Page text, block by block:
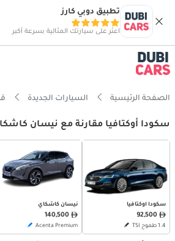
تطبيق دوبي كارز
اعثر على سيارتك المثالية بسرعة أكبر
الصفحة الرئيسية السيارات الجديدة
سكودا أوكتافيا مقارنة مع نيسان
سكودا أوكتافيا
92,500
1.4 طموح TSI
نيسان كاشكاي
140,500
Acenta Premium